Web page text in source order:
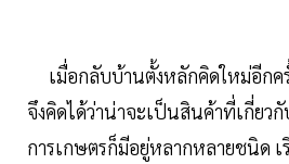
เมื่อกลับบ้านตั้งหลักคิดใหม่อีกค
จึงคิดได้ว่าน่าจะเป็นสินค้าที่เกี่ยว
การเกษตรก็มีอยู่หลากหลายชนิด เ